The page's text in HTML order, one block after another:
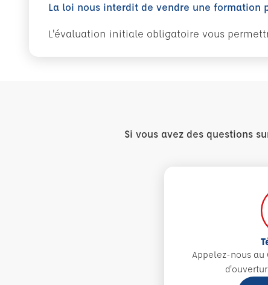
La loi nous interdit de vendre une formation
L'évaluation initiale obligatoire vous
Si vous avez des questions
Appelez-nous au